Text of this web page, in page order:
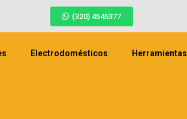
(320) 4545377
Electrodomésticos Herramientas